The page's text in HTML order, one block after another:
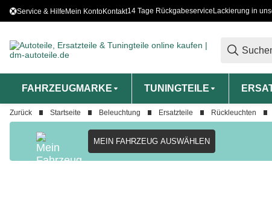
Service & HilfeMein KontoKontakt14 Tage Rückgabeservice Lackierung in
FAHRZEUGMARKE TUNINGTEILE
Zurück Startseite Beleuchtung Ersatzteile Rückleuchten
MEIN FAHRZEUG AUSWÄHLEN